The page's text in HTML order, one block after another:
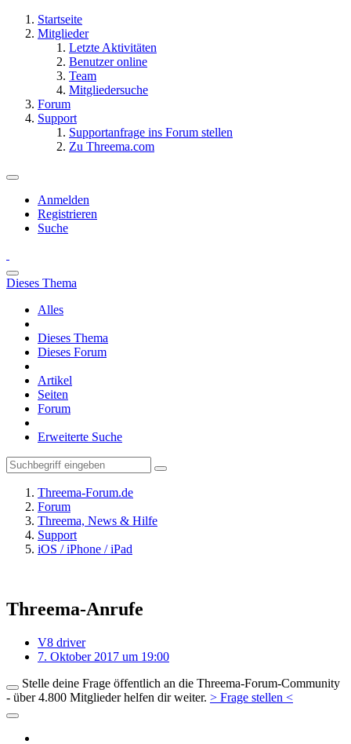
Startseite
Mitglieder
Letzte Aktivitäten
Benutzer online
Team
Mitgliedersuche
Forum
Support
Supportanfrage ins Forum stellen
Zu Threema.com
Anmelden
Registrieren
Suche
Dieses Thema
Alles
Dieses Thema
Dieses Forum
Artikel
Seiten
Forum
Erweiterte Suche
Threema-Forum.de
Forum
Threema, News & Hilfe
Support
iOS / iPhone / iPad
Threema-Anrufe
V8 driver
7. Oktober 2017 um 19:00
Stelle deine Frage öffentlich an die Threema-Forum-Community
- über 4.800 Mitglieder helfen dir weiter. > Frage stellen <